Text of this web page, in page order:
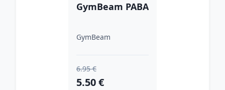
GymBeam PABA
GymBeam
6.95 €
5.50 €